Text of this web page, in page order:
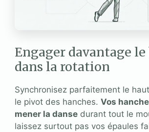
Engager davantage le
dans la rotation
Synchronisez parfaitement le
le pivot des hanches. Vos
mener la danse durant tout le
laissez surtout pas vos épaules